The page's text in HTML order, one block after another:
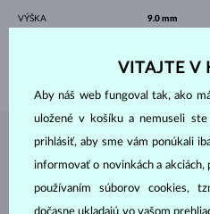
VÝŠKA 9.0 mm
2.35 g
ŠPERKY Z
VITAJTE V
Aby náš web fungoval tak, ako
uložené v košíku a nemuseli
prihlásiť, aby sme vám ponúkali
informovať o novinkách a
používaním súborov cookies,